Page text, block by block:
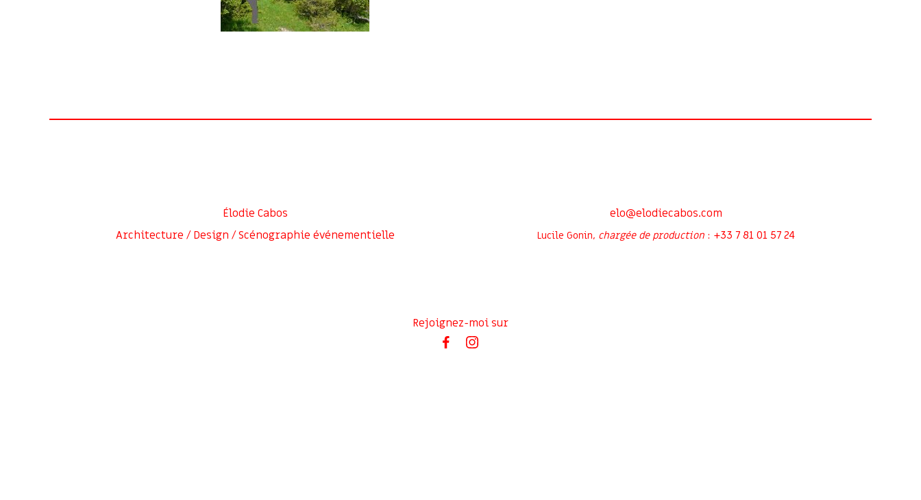
Élodie Cabos
Architecture / Design / Scénographie événementielle
elo@elodiecabos.com
Lucile Gonin, chargée de production : +33 7 81 01 57 24
Rejoignez-moi sur